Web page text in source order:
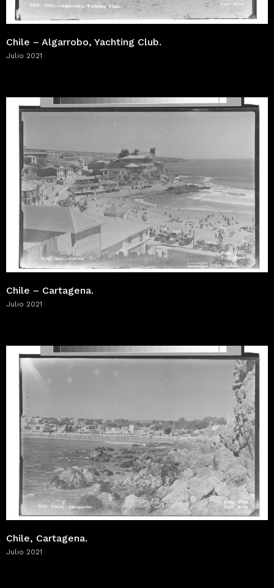
Chile – Algarrobo, Yachting Club.
Julio 2021
Chile – Cartagena.
Julio 2021
Chile, Cartagena.
Julio 2021